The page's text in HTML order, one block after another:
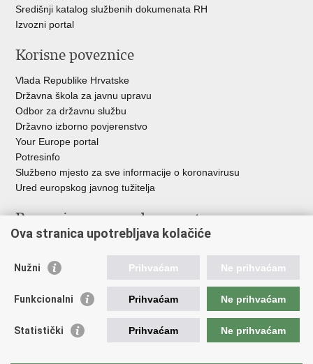
Središnji katalog službenih dokumenata RH
Izvozni portal
Korisne poveznice
Vlada Republike Hrvatske
Državna škola za javnu upravu
Odbor za državnu službu
Državno izborno povjerenstvo
Your Europe portal
Potresinfo
Službeno mjesto za sve informacije o koronavirusu
Ured europskog javnog tužitelja
Poveznice pravosudnog sustava
Državno odvjetništvo
Ured za suzbijanje korupcije i organiziranog kriminaliteta
Državnoodvjetničko vijeće
Hrvatska odvjetnička komora
Ova stranica upotrebljava kolačiće
Nužni Prihvaćam Ne prihvaćam
Funkcionalni Prihvaćam Ne prihvaćam
Statistički Prihvaćam Ne prihvaćam